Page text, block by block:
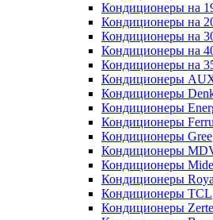
Кондиционеры на
Кондиционеры на
Кондиционеры на
Кондиционеры на
Кондиционеры на
Кондиционеры
Кондиционеры
Кондиционеры
Кондиционеры
Кондиционеры Gree
Кондиционеры
Кондиционеры
Кондиционеры
Кондиционеры TCL
Кондиционеры